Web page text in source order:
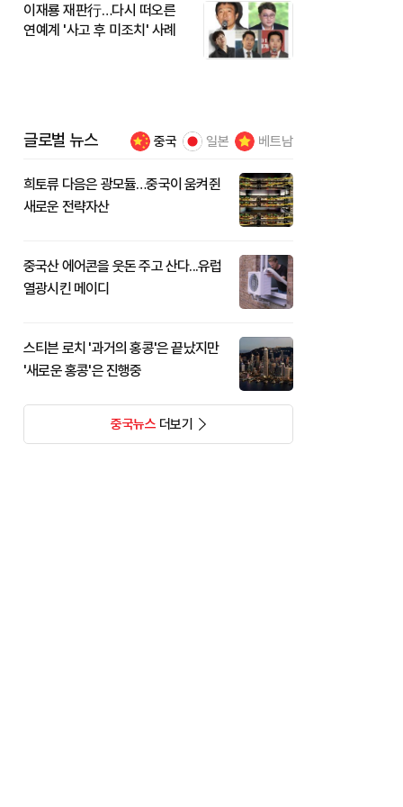
이재룡 재판行…다시 떠오른
연예계 '사고 후 미조치' 사례
글로벌 뉴스 중국 일본 베트남
희토류 다음은 광모듈…중국이 움켜쥔
새로운 전략자산
중국산 에어콘을 웃돈 주고 산다...유럽
열광시킨 메이디
스티븐 로치 '과거의 홍콩'은 끝났지만
'새로운 홍콩'은 진행중
중국뉴스더보기